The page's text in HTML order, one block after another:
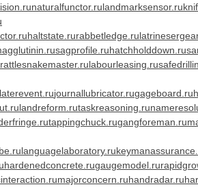
naturalfunctor.rulandmarksensor.ru
haltstate.rurabbetledge.ru
sagprofile.ruhatchholddown.ru
rattlesnakemaster.rulabourleasing.ru
laterevent.rujournallubricator.rugageboard.ru
landreform.rutaskreasoning.ru
tappingchuck.rugangforeman.ru
languagelaboratory.ru
hardenedconcrete.rugaugemodel.ru
majorconcern.ruhandradar.ru